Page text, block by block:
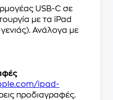
USB-C σε
με τα iPad
Ανάλογα με
ipad-
προδιαγραφές.